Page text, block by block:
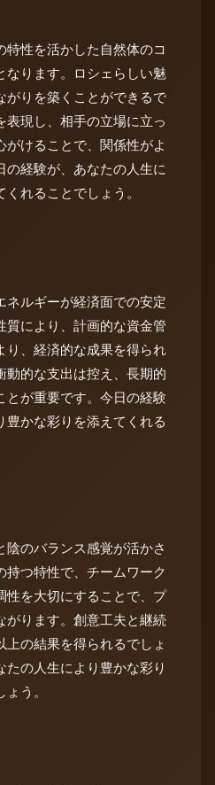
性を活かした自然体のコ
なります。ロシェらしい魅
がりを築くことができるで
表現し、相手の立場に立っ
がけることで、関係性がよ
の経験が、あなたの人生に
れることでしょう。
ネルギーが経済面での安定
質により、計画的な資金管
り、経済的な成果を得られ
動的な支出は控え、長期的
とが重要です。今日の経験
豊かな彩りを添えてくれる
のバランス感覚が活かさ
持つ特性で、チームワーク
性を大切にすることで、プ
がります。創意工夫と継続
の結果を得られるでしょ
たの人生により豊かな彩り
う。